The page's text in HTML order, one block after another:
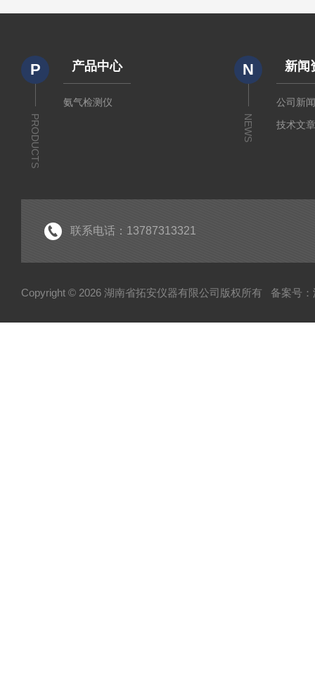
P
PRODUCTS
产品中心
氨气检测仪
N
NEWS
新闻
公司新
技术文
联系电话：13787313321
Copyright © 2026 湖南省拓安仪器有限公司版权所有 备案号